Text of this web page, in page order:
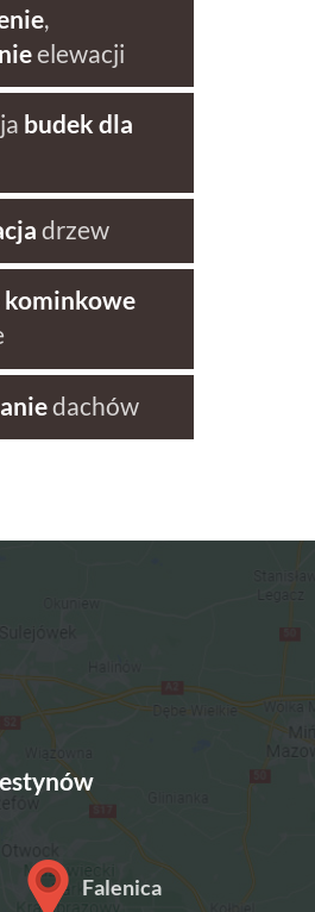
,
elewacji
budek dla
drzew
dachów
Falenica